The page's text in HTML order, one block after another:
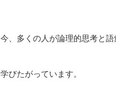
今、多くの人が論理的思考と語
学びたがっています。